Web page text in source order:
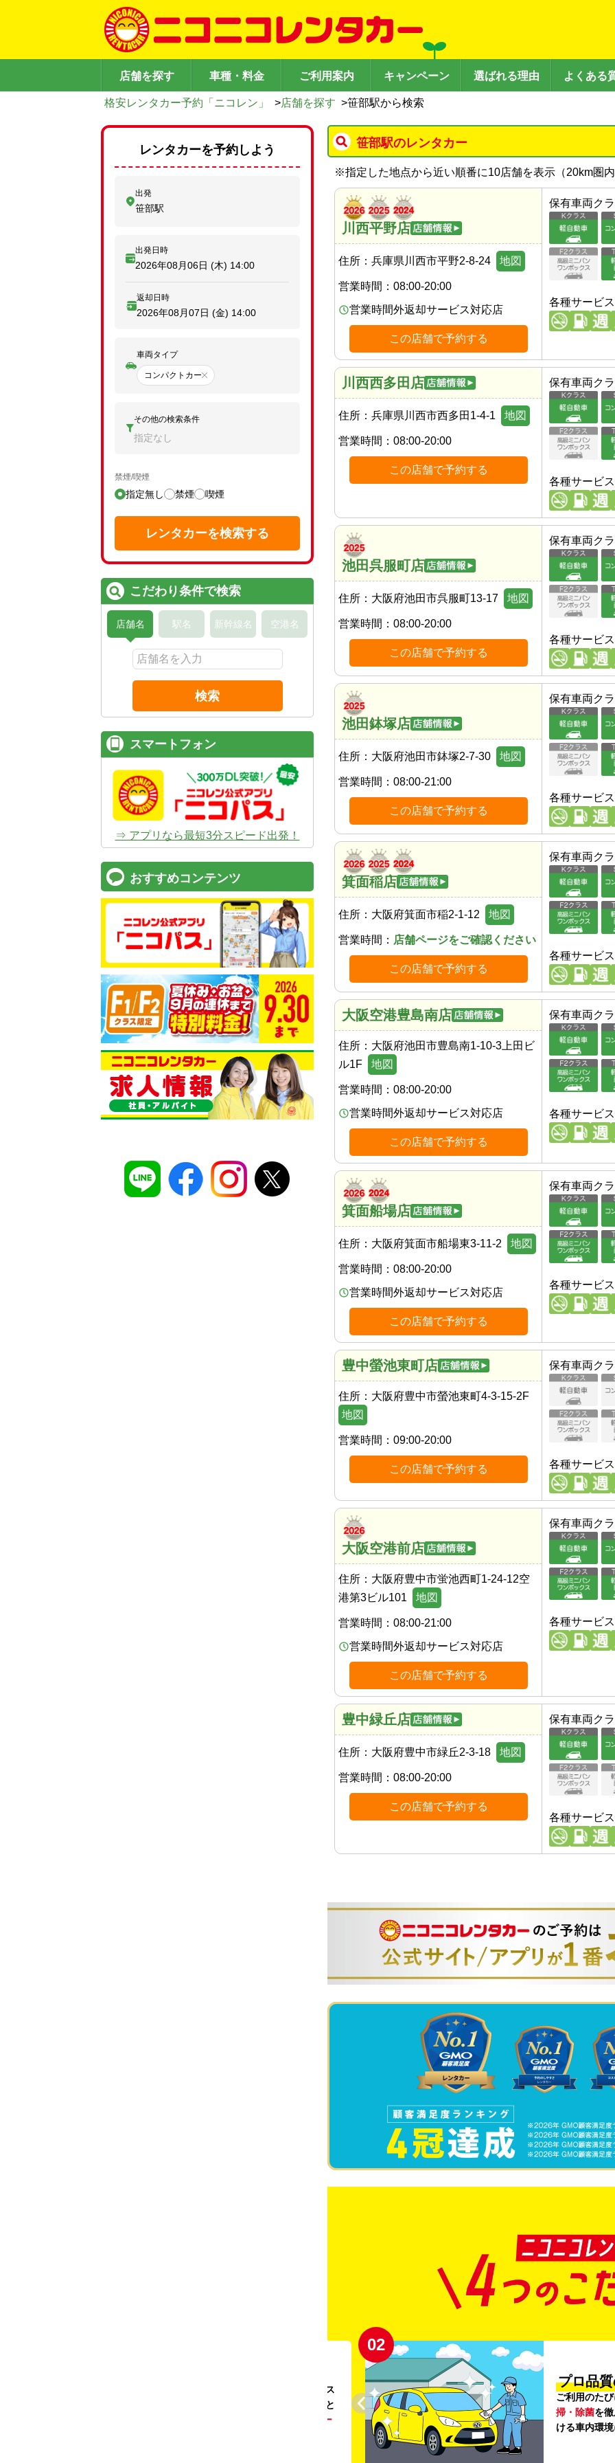
店舗を探す 車種・料金 ご利用案内 キャンペーン 選ばれる理由 よくある
格安レンタカー予約「ニコレン」 >店舗を探す >笹部駅から検索
笹部駅のレンタカー
※指定した地点から近い順番に10店舗を表示（20km圏
川西平野店
住所： 兵庫県川西市平野2-8-24 地図
営業時間： 08:00-20:00
営業時間外返却サービス対応店
この店舗で予約する
保有車両ク
各種サービス
川西西多田店
住所： 兵庫県川西市西多田1-4-1 地図
営業時間： 08:00-20:00
この店舗で予約する
保有車両ク
各種サービス
池田呉服町店
住所： 大阪府池田市呉服町13-17 地図
営業時間： 08:00-20:00
この店舗で予約する
保有車両ク
各種サービス
池田鉢塚店
住所： 大阪府池田市鉢塚2-7-30 地図
営業時間： 08:00-21:00
この店舗で予約する
保有車両ク
各種サービス
箕面稲店
住所： 大阪府箕面市稲2-1-12 地図
営業時間： 店舗ページをご確認ください
この店舗で予約する
保有車両ク
各種サービス
大阪空港豊島南店
住所： 大阪府池田市豊島南1-10-3上田ビ
ル1F
地図
営業時間： 08:00-20:00
営業時間外返却サービス対応店
この店舗で予約する
保有車両ク
各種サービス
箕面船場店
住所： 大阪府箕面市船場東3-11-2 地図
営業時間： 08:00-20:00
営業時間外返却サービス対応店
この店舗で予約する
保有車両ク
各種サービス
豊中螢池東町店
住所： 大阪府豊中市螢池東町4-3-15-2F
地図
営業時間： 09:00-20:00
この店舗で予約する
保有車両ク
各種サービス
大阪空港前店
住所： 大阪府豊中市蛍池西町1-24-12空
港第3ビル101
地図
営業時間： 08:00-21:00
営業時間外返却サービス対応店
この店舗で予約する
保有車両ク
各種サービス
豊中緑丘店
住所： 大阪府豊中市緑丘2-3-18 地図
営業時間： 08:00-20:00
この店舗で予約する
保有車両ク
各種サービス
車内外の清
を徹底。安心感と清潔感を感じていただ
03
登録か
快適な
加料金
レンタカーを予約しよう
出発
笹部駅
出発日時
2026年08月06日 (木) 14:00
返却日時
2026年08月07日 (金) 14:00
車両タイプ
コンパクトカー
その他の検索条件
指定なし
禁煙/喫煙
指定無し 禁煙 喫煙
レンタカーを検索する
こだわり条件で検索
店舗名 駅名 新幹線名 空港名
検索
スマートフォン
⇒ アプリなら最短3分スピード出発！
おすすめコンテンツ